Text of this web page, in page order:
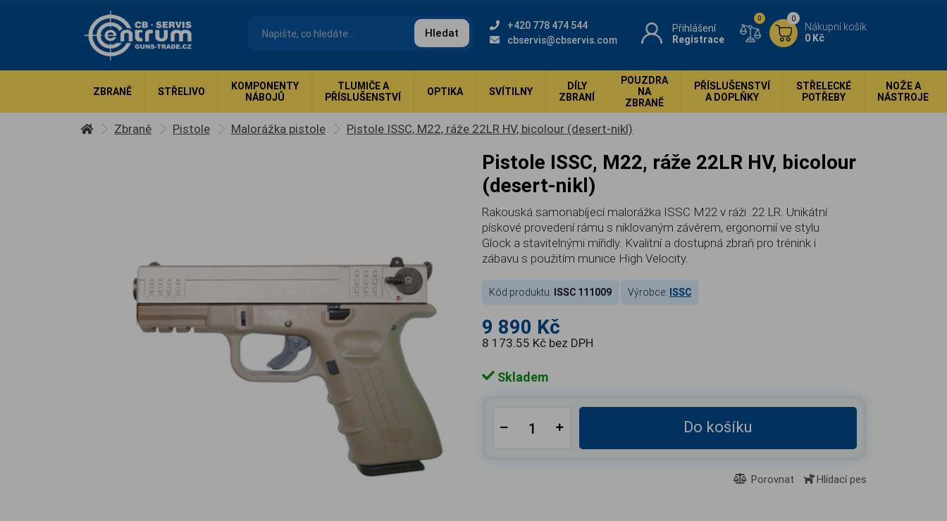
Hledat
+420 778 474 544
cbservis@cbservis.com
Přihlášení
Registrace
0
Nákupní košík
0 Kč
0
ZBRANĚ STŘELIVO
KOMPONENTY
NÁBOJŮ
TLUMIČE A
PŘÍSLUŠENSTVÍ
OPTIKA SVÍTILNY
DÍLY
ZBRANÍ
POUZDRA
NA
ZBRANĚ
PŘÍSLUŠENSTVÍ
A DOPLŇKY
STŘELECKÉ
POTŘEBY
NOŽE A
NÁSTROJE
Zbraně Pistole Malorážka pistole Pistole ISSC, M22, ráže 22LR HV, bicolour (desert-nikl)
Pistole ISSC, M22, ráže 22LR HV, bicolour
(desert-nikl)
Rakouská samonabíjecí malorážka ISSC M22 v ráži .22 LR. Unikátní
pískové provedení rámu s niklovaným závěrem, ergonomií ve stylu
Glock a stavitelnými mířidly. Kvalitní a dostupná zbraň pro trénink i
zábavu s použitím munice High Velocity.
Kód produktu: ISSC 111009 Výrobce: ISSC
9 890 Kč
8 173.55 Kč bez DPH
Skladem
Do košíku
Porovnat Hlídací pes